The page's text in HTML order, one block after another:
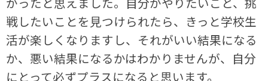
戦したいことを見つけられたら、きっと学校生
活が楽しくなりますし、それがいい結果になる
か、悪い結果になるかはわかりませんが、自分
にとって必ずプラスになると思います。